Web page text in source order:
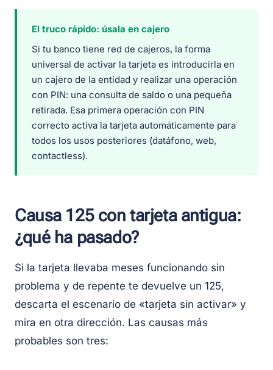
El truco rápido: úsala en cajero
Si tu banco tiene red de cajeros, la forma
universal de activar la tarjeta es introducirla en
un cajero de la entidad y realizar una operación
con PIN: una consulta de saldo o una pequeña
retirada. Esa primera operación con PIN
correcto activa la tarjeta automáticamente para
todos los usos posteriores (datáfono, web,
contactless).
Causa 125 con tarjeta antigua:
¿qué ha pasado?
Si la tarjeta llevaba meses funcionando sin
problema y de repente te devuelve un 125,
descarta el escenario de «tarjeta sin activar» y
mira en otra dirección. Las causas más
probables son tres: